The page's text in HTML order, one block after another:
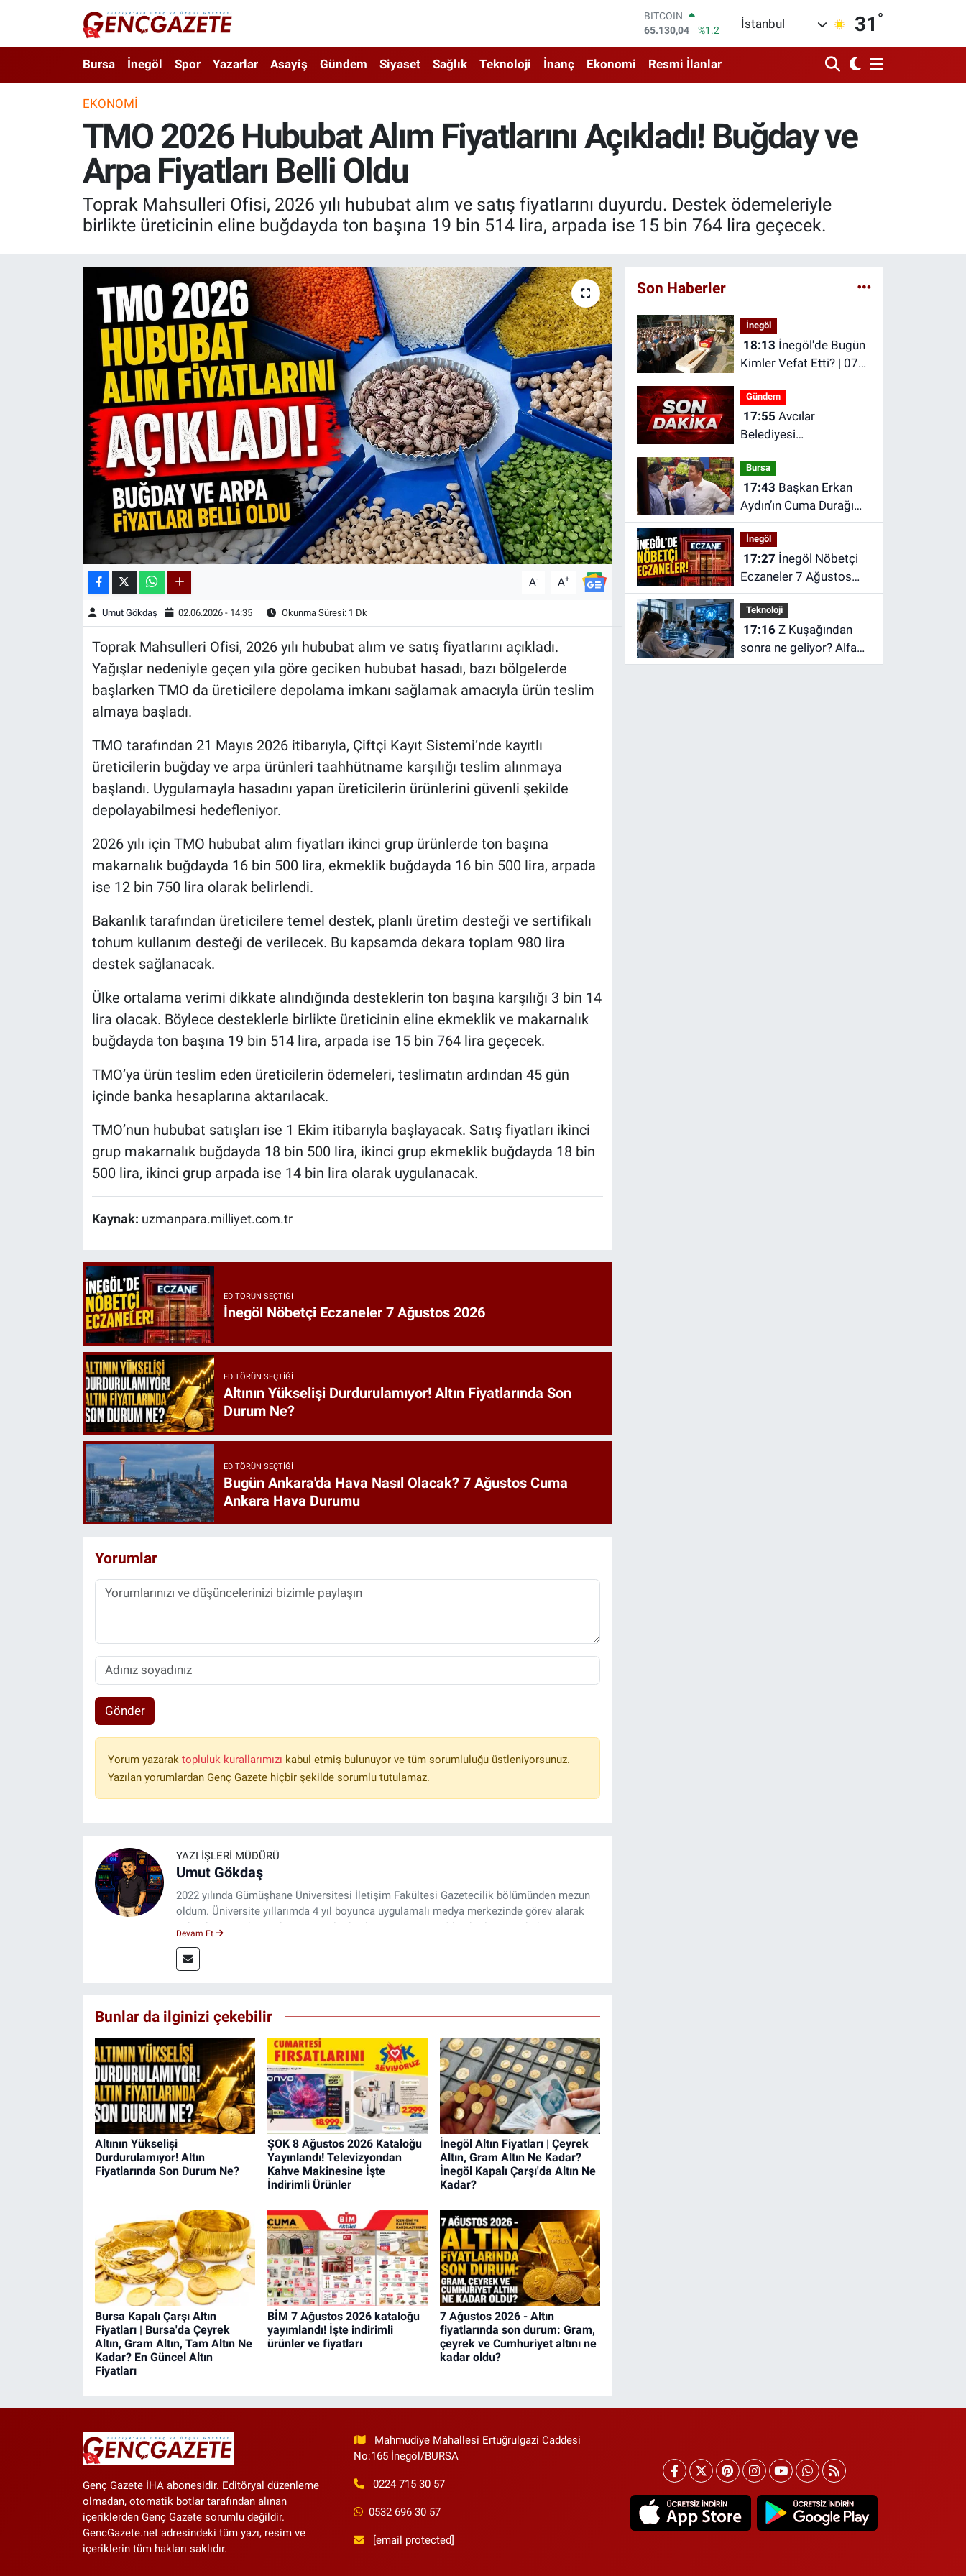
DOLAR
47,7106
%0.17
EURO
55,1652
%0.27
BİST100
13.773
%-19
İstanbul 31 °
Bursa İnegöl Spor Yazarlar Asayiş Gündem Siyaset Sağlık Teknoloji İnanç Ekonomi Resmi İlanlar
EKONOMI
TMO 2026 Hububat Alım Fiyatlarını Açıkladı! Buğday ve
Arpa Fiyatları Belli Oldu
Toprak Mahsulleri Ofisi, 2026 yılı hububat alım ve satış fiyatlarını duyurdu. Destek ödemeleriyle
birlikte üreticinin eline buğdayda ton başına 19 bin 514 lira, arpada ise 15 bin 764 lira geçecek.
A- A+
Umut Gökdaş 02.06.2026 - 14:35 Okunma Süresi: 1 Dk
Toprak Mahsulleri Ofisi, 2026 yılı hububat alım ve satış fiyatlarını açıkladı.
Yağışlar nedeniyle geçen yıla göre geciken hububat hasadı, bazı bölgelerde
başlarken TMO da üreticilere depolama imkanı sağlamak amacıyla ürün teslim
almaya başladı.
TMO tarafından 21 Mayıs 2026 itibarıyla, Çiftçi Kayıt Sistemi’nde kayıtlı
üreticilerin buğday ve arpa ürünleri taahhütname karşılığı teslim alınmaya
başlandı. Uygulamayla hasadını yapan üreticilerin ürünlerini güvenli şekilde
depolayabilmesi hedefleniyor.
2026 yılı için TMO hububat alım fiyatları ikinci grup ürünlerde ton başına
makarnalık buğdayda 16 bin 500 lira, ekmeklik buğdayda 16 bin 500 lira, arpada
ise 12 bin 750 lira olarak belirlendi.
Bakanlık tarafından üreticilere temel destek, planlı üretim desteği ve sertifikalı
tohum kullanım desteği de verilecek. Bu kapsamda dekara toplam 980 lira
destek sağlanacak.
Ülke ortalama verimi dikkate alındığında desteklerin ton başına karşılığı 3 bin 14
lira olacak. Böylece desteklerle birlikte üreticinin eline ekmeklik ve makarnalık
buğdayda ton başına 19 bin 514 lira, arpada ise 15 bin 764 lira geçecek.
TMO’ya ürün teslim eden üreticilerin ödemeleri, teslimatın ardından 45 gün
içinde banka hesaplarına aktarılacak.
TMO’nun hububat satışları ise 1 Ekim itibarıyla başlayacak. Satış fiyatları ikinci
grup makarnalık buğdayda 18 bin 500 lira, ikinci grup ekmeklik buğdayda 18 bin
500 lira, ikinci grup arpada ise 14 bin lira olarak uygulanacak.
Kaynak: uzmanpara.milliyet.com.tr
EDITÖRÜN SEÇTIĞI
İnegöl Nöbetçi Eczaneler 7 Ağustos 2026
EDITÖRÜN SEÇTIĞI
Altının Yükselişi Durdurulamıyor! Altın Fiyatlarında Son
Durum Ne?
EDITÖRÜN SEÇTIĞI
Bugün Ankara'da Hava Nasıl Olacak? 7 Ağustos Cuma
Ankara Hava Durumu
Yorumlar
Gönder
Yorum yazarak topluluk kurallarımızı kabul etmiş bulunuyor ve tüm sorumluluğu üstleniyorsunuz.
Yazılan yorumlardan Genç Gazete hiçbir şekilde sorumlu tutulamaz.
YAZI İŞLERI MÜDÜRÜ
Umut Gökdaş
2022 yılında Gümüşhane Üniversitesi İletişim Fakültesi Gazetecilik bölümünden mezun
oldum. Üniversite yıllarımda 4 yıl boyunca uygulamalı medya merkezinde görev alarak
saha deneyimi kazandım. 2023 yılından beri Genç Gazete'de okurlarımıza haber
Devam Et
Bunlar da ilginizi çekebilir
Altının Yükselişi
Durdurulamıyor! Altın
Fiyatlarında Son Durum Ne?
ŞOK 8 Ağustos 2026 Kataloğu
Yayınlandı! Televizyondan
Kahve Makinesine İşte
İndirimli Ürünler
İnegöl Altın Fiyatları | Çeyrek
Altın, Gram Altın Ne Kadar?
İnegöl Kapalı Çarşı'da Altın Ne
Kadar?
Bursa Kapalı Çarşı Altın
Fiyatları | Bursa'da Çeyrek
Altın, Gram Altın, Tam Altın Ne
Kadar? En Güncel Altın
Fiyatları
BİM 7 Ağustos 2026 kataloğu
yayımlandı! İşte indirimli
ürünler ve fiyatları
7 Ağustos 2026 - Altın
fiyatlarında son durum: Gram,
çeyrek ve Cumhuriyet altını ne
kadar oldu?
Son Haberler
İnegöl
18:13
Kimler Vefat Etti? | 07
Ağustos 2026 Cuma
Gündem
17:55
Belediyesi
soruşturmasında 12
şüpheli için tutuklama
talebi
Bursa
17:43
Aydın’ın Cuma Durağı
Küplüpınar Mahallesi
Oldu
İnegöl
17:27
Eczaneler 7 Ağustos
2026
Teknoloji
17:16Z Kuşağından
sonra ne geliyor? Alfa
ve Beta kuşaklarını nasıl
Genç Gazete İHA abonesidir. Editöryal düzenleme
olmadan, otomatik botlar tarafından alınan
içeriklerden Genç Gazete sorumlu değildir.
GencGazete.net adresindeki tüm yazı, resim ve
içeriklerin tüm hakları saklıdır.
Mahmudiye Mahallesi Ertuğrulgazi Caddesi
No:165 İnegöl/BURSA
0224 715 30 57
0532 696 30 57
[email protected]
3.SAYFA
Kadın & Aile
Kültür & Sanat
Astroloji-Rüya
Nöbetçi Eczaneler
Trafik Durumu
Süper Lig Puan Durumu ve Fikstür
Tüm Manşetler